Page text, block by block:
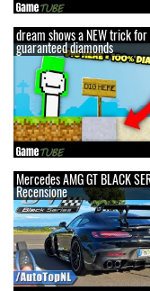
dream shows a NEW trick for
guaranteed diamonds
Mercedes AMG GT BLACK
Recensione